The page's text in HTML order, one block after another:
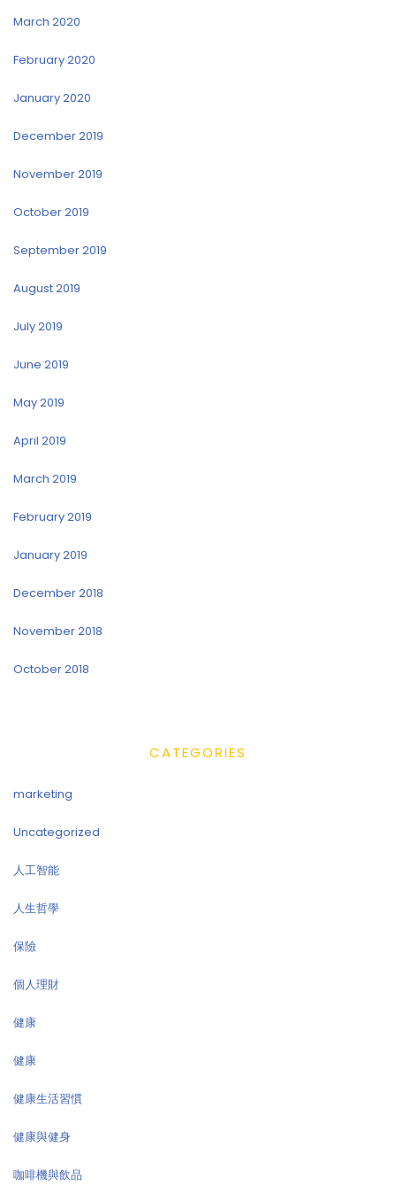
March 2020
February 2020
January 2020
December 2019
November 2019
October 2019
September 2019
August 2019
July 2019
June 2019
May 2019
April 2019
March 2019
February 2019
January 2019
December 2018
November 2018
October 2018
CATEGORIES
marketing
Uncategorized
人工智能
人生哲學
保險
個人理財
健康
健康
健康生活習慣
健康與健身
咖啡機與飲品